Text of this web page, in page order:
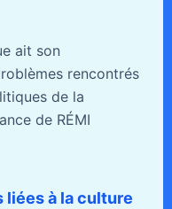
ait son
rencontrés
de la
de RÉMI
à la culture